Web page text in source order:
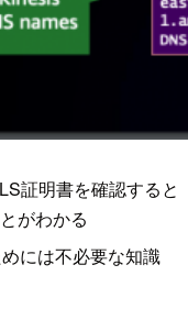
証明書を確認すると
がわかる
には不必要な知識